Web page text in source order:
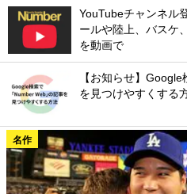
YouTubeチャンネル
ールや陸上、バスケ
を動画で
【お知らせ】
を見つけやすくする
名作